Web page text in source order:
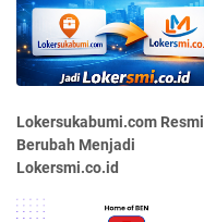
Lokersukabumi.com Resmi
Berubah Menjadi
Lokersmi.co.id